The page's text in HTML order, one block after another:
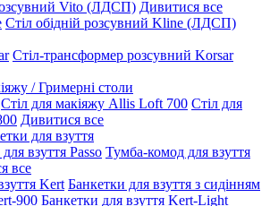
Vito (ЛДСП) Дивитися все
Стіл обідній розсувний Kline (ЛДСП)
Стіл-трансформер розсувний Korsar
/ Гримерні столи
Стіл для макіяжу Allis Loft 700 Стіл для
Дивитися все
для взуття
взуття Passo Тумба-комод для взуття
все
Kert Банкетки для взуття з сидінням
900 Банкетки для взуття Kert-Light